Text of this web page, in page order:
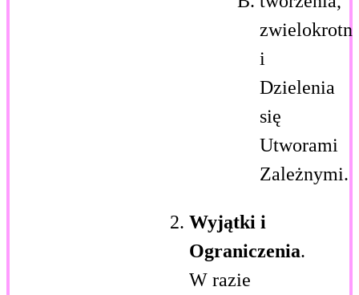
i
Dzielenia
się
Utworami
Zależnymi.
Wyjątki i
Ograniczenia.
W razie